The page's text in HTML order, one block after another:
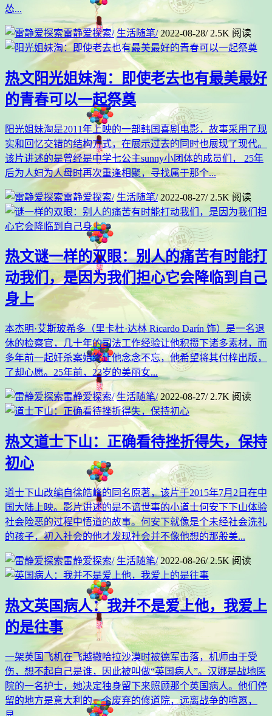
怂...
雷静爱探索/ 生活随笔/ 2022-08-28/ 2.5K 阅读
热文阳光姐妹淘：即使老去也有最美最好
的青春可以一起祭奠
阳光姐妹淘是2011年上映的一部韩国喜剧电影，故事采用了现
实和回忆交错的结构方式，在展示过去的同时也展现了现代。
该片讲述的是曾经是中学七公主sunny小团体的成员们， 25年
后为人妇为人母时再次重逢相聚，寻找属于那个...
雷静爱探索/ 生活随笔/ 2022-08-27/ 2.5K 阅读
热文谜一样的双眼：别人的痛苦有时能打
动我们，是因为我们担心它会降临到自己
身上
本杰明·艾斯玻希多（里卡杜·达林 Ricardo Darín 饰）是一名退
休的检察官，几十年的司法工作经验让他积攒下诸多素材，而
多年前一起奸杀案始终让他念念不忘，他希望将其付梓出版，
了却心愿。25年前，23岁的美丽女...
雷静爱探索/ 生活随笔/ 2022-08-27/ 2.7K 阅读
热文道士下山：正确看待挫折得失，保持
初心
道士下山改编自徐皓峰的同名原著，该片于2015年7月2日在中
国大陆上映。影片讲述的是不谙世事的小道士何安下下山体验
社会险恶的过程中悟道的故事。何安下就像是个未经社会洗礼
的孩子，初入社会的他才发现社会并不像他想的那般美...
雷静爱探索/ 生活随笔/ 2022-08-26/ 2.5K 阅读
热文英国病人：我并不是爱上他，我爱上
的是往事
一架英国飞机在飞越撒哈拉沙漠时被德军击落，机师由于受
伤，想不起自己是谁，因此被叫做“英国病人”。汉娜是战地医
院的一名护士，她决定独身留下来照顾那个英国病人。他们停
留的地方是意大利的一个废弃的修道院，远离战争的喧嚣，